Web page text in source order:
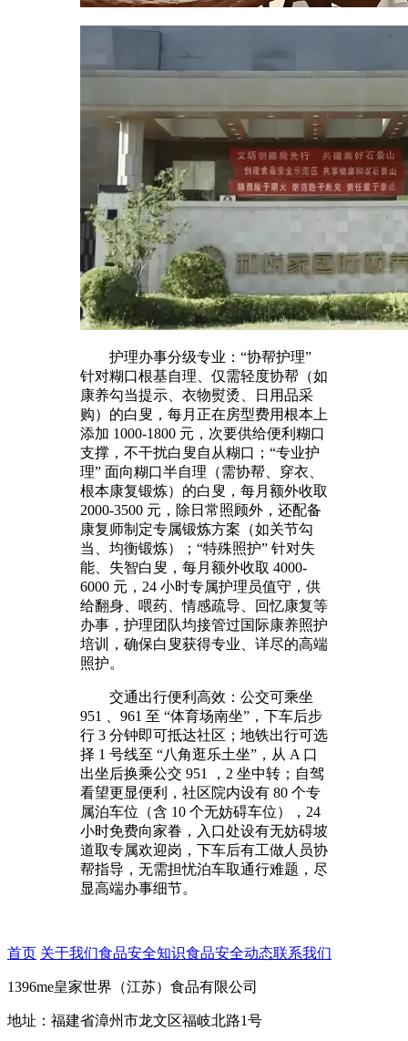
护理办事分级专业：“协帮护理”
针对糊口根基自理、仅需轻度协帮（如
康养勾当提示、衣物熨烫、日用品采
购）的白叟，每月正在房型费用根本上
添加 1000-1800 元，次要供给便利糊口
支撑，不干扰白叟自从糊口；“专业护
理” 面向糊口半自理（需协帮、穿衣、
根本康复锻炼）的白叟，每月额外收取
2000-3500 元，除日常照顾外，还配备
康复师制定专属锻炼方案（如关节勾
当、均衡锻炼）；“特殊照护” 针对失
能、失智白叟，每月额外收取 4000-
6000 元，24 小时专属护理员值守，供
给翻身、喂药、情感疏导、回忆康复等
办事，护理团队均接管过国际康养照护
培训，确保白叟获得专业、详尽的高端
照护。
交通出行便利高效：公交可乘坐
951 、961 至 “体育场南坐”，下车后步
行 3 分钟即可抵达社区；地铁出行可选
择 1 号线至 “八角逛乐土坐”，从 A 口
出坐后换乘公交 951 ，2 坐中转；自驾
看望更显便利，社区院内设有 80 个专
属泊车位（含 10 个无妨碍车位），24
小时免费向家眷，入口处设有无妨碍坡
道取专属欢迎岗，下车后有工做人员协
帮指导，无需担忧泊车取通行难题，尽
显高端办事细节。
首页 关于我们食品安全知识食品安全动态联系我们
1396me皇家世界（江苏）食品有限公司
地址：福建省漳州市龙文区福岐北路1号